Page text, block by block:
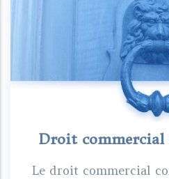
Droit commercial
Le droit commercial